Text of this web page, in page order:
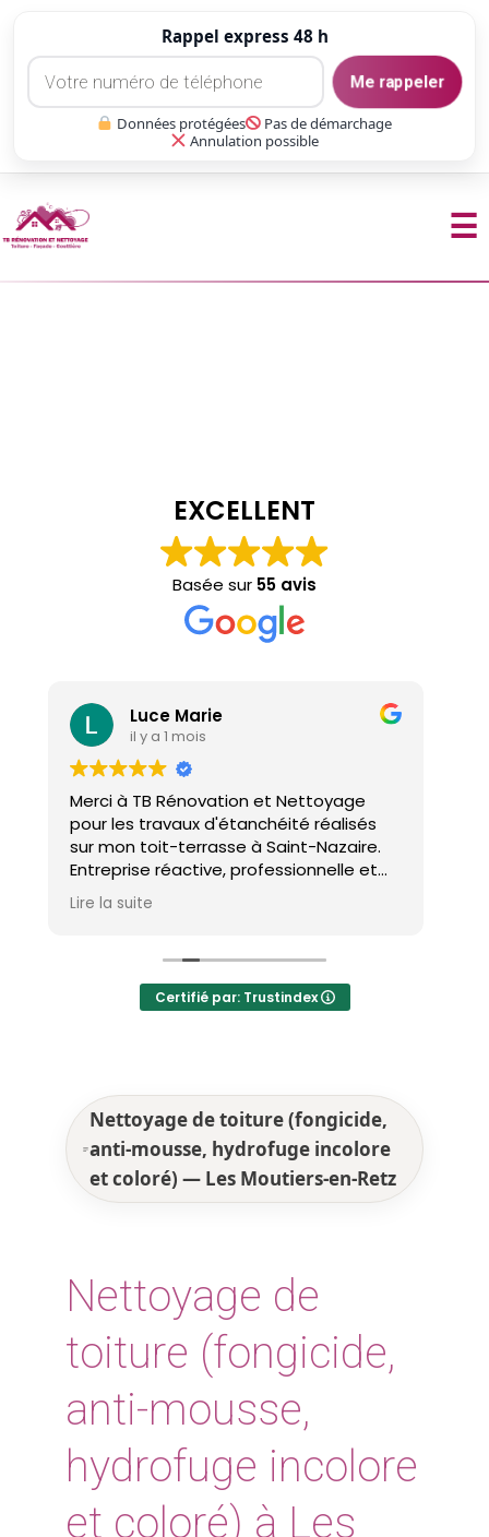
Rappel express 48 h
Me rappeler
Données protégées
Pas de démarchage
Annulation possible
☰
EXCELLENT
Basée sur 55 avis
Luce Marie
il y a 1 mois
Merci à TB Rénovation et Nettoyage
pour les travaux d'étanchéité réalisés
sur mon toit-terrasse à Saint-Nazaire.
Entreprise réactive, professionnelle et
agréable. Le travail a été réalisé avec
soin et dans les délais. Je recommande
Lire la suite
Certifié par: Trustindex
Nettoyage de toiture (fongicide,
anti-mousse, hydrofuge incolore
et coloré) — Les Moutiers-en-Retz
Nettoyage de
toiture (fongicide,
anti-mousse,
hydrofuge incolore
et coloré) à Les